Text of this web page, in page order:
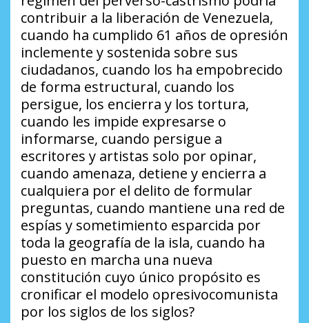
contribuir a la liberación de Venezuela,
cuando ha cumplido 61 años de opresión
inclemente y sostenida sobre sus
ciudadanos, cuando los ha empobrecido
de forma estructural, cuando los
persigue, los encierra y los tortura,
cuando les impide expresarse o
informarse, cuando persigue a
escritores y artistas solo por opinar,
cuando amenaza, detiene y encierra a
cualquiera por el delito de formular
preguntas, cuando mantiene una red de
espías y sometimiento esparcida por
toda la geografía de la isla, cuando ha
puesto en marcha una nueva
constitución cuyo único propósito es
cronificar el modelo opresivocomunista
por los siglos de los siglos?